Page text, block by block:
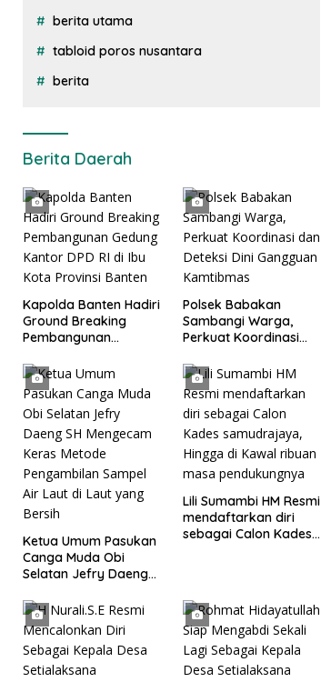
berita utama
tabloid poros nusantara
berita
Berita Daerah
Kapolda Banten Hadiri
Ground Breaking
Pembangunan
di Ibu Kota Provinsi
Banten
Polsek Babakan
Sambangi Warga,
Perkuat Koordinasi
Gangguan Kamtibmas
Ketua Umum Pasukan
Canga Muda Obi
Selatan Jefry Daeng
Metode Pengambilan
Sampel Air Laut di
Laut yang Bersih
Lili Sumambi HM Resmi
mendaftarkan diri
sebagai Calon Kades